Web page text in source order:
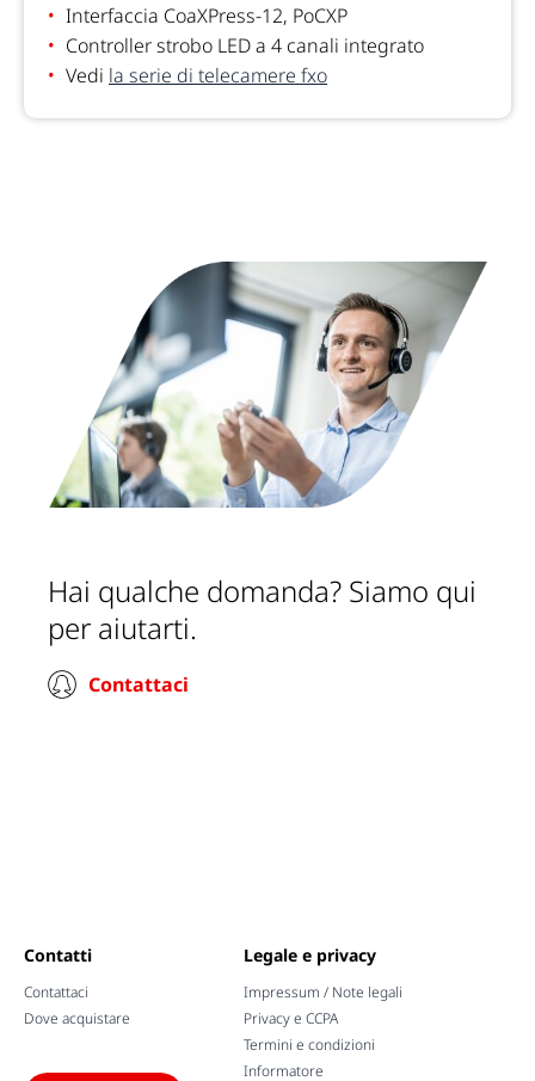
Interfaccia CoaXPress-12, PoCXP
Controller strobo LED a 4 canali integrato
Vedi la serie di telecamere fxo
Hai qualche domanda? Siamo qui
per aiutarti.
Contattaci
Contatti
Contattaci
Dove acquistare
Legale e privacy
Impressum / Note legali
Privacy e CCPA
Termini e condizioni
Informatore